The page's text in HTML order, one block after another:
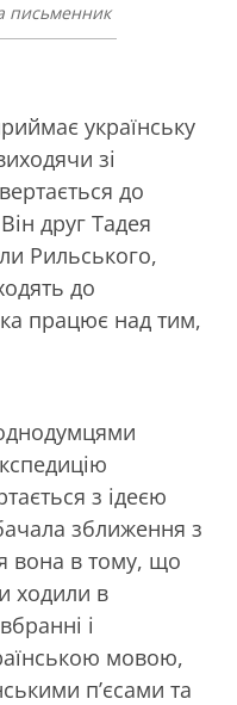
письменник
українську
зі
до
друг Тадея
Рильського,
до
працює над тим,
з ідеєю
зближення з
вона в тому, що
ходили в
і
мовою,
п’єсами та